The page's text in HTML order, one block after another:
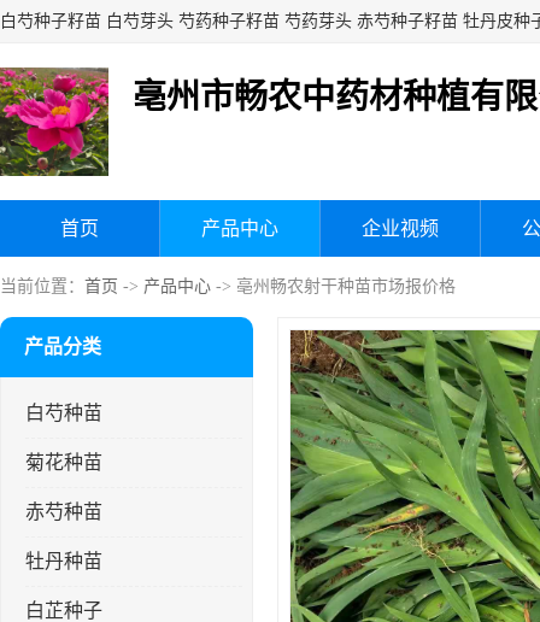
亳州市畅农中药材种植有
首页 产品中心 企业视频
当前位置： 首页 -> 产品中心 -> 亳州畅农射干种苗市场报价格
产品分类
白芍种苗
菊花种苗
赤芍种苗
牡丹种苗
白芷种子